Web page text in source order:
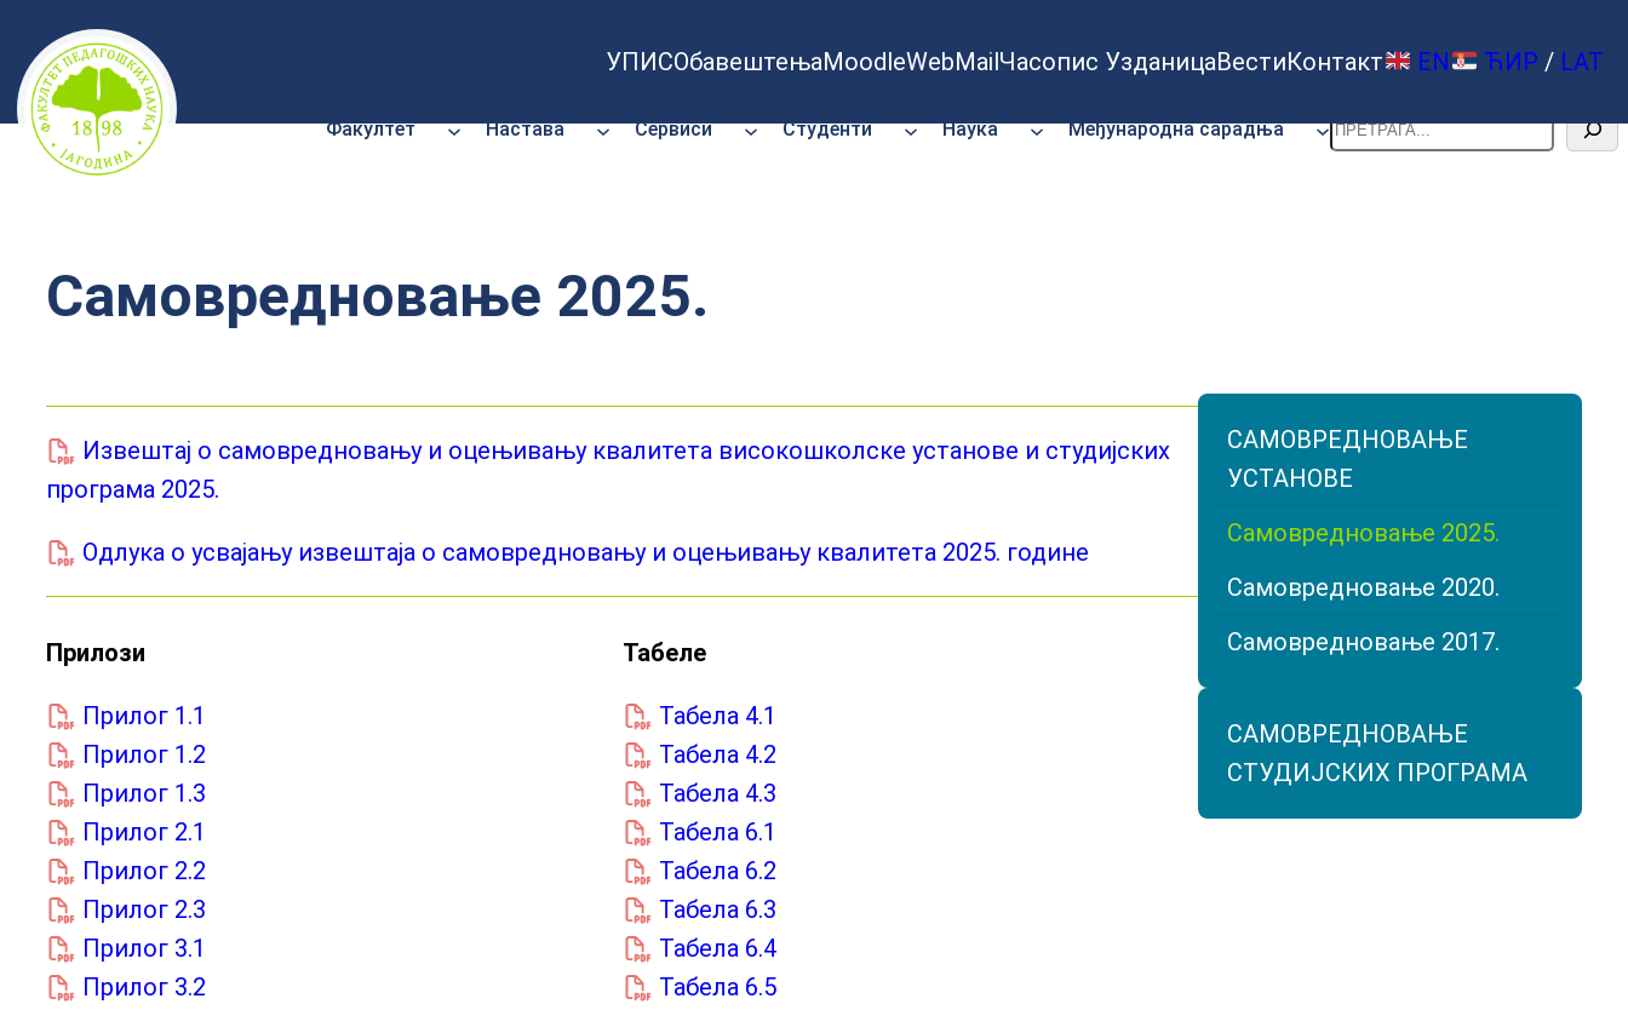
Скочи
на
садржај
УПИСОбавештењаMoodleWebMailЧасопис УзданицаВестиКонтакт EN ЋИР / LAT
Факултет Настава Сервиси Студенти Наука Међународна сарадња Претрага
Самовредновање 2025.
Извештај о самовредновању и оцењивању квалитета високошколске установе и студијских
програма 2025.
Одлука о усвајању извештаја о самовредновању и оцењивању квалитета 2025. године
Прилози
Прилог 1.1
Прилог 1.2
Прилог 1.3
Прилог 2.1
Прилог 2.2
Прилог 2.3
Прилог 3.1
Прилог 3.2
Табеле
Табела 4.1
Табела 4.2
Табела 4.3
Табела 6.1
Табела 6.2
Табела 6.3
Табела 6.4
Табела 6.5
САМОВРЕДНОВАЊЕ
УСТАНОВЕ
Самовредновање 2025.
Самовредновање 2020.
Самовредновање 2017.
САМОВРЕДНОВАЊЕ
СТУДИЈСКИХ ПРОГРАМА